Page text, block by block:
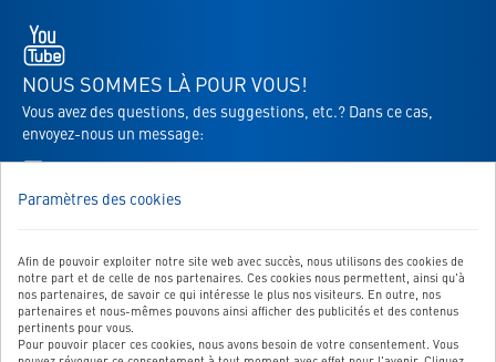
Paramètres des cookies
Afin de pouvoir exploiter notre site web avec succès, nous utilisons des cookies de
notre part et de celle de nos partenaires. Ces cookies nous permettent, ainsi qu'à
nos partenaires, de savoir ce qui intéresse le plus nos visiteurs. En outre, nos
partenaires et nous-mêmes pouvons ainsi afficher des publicités et des contenus
pertinents pour vous.
Pour pouvoir placer ces cookies, nous avons besoin de votre consentement. Vous
s'ouvre
un
nouvel
onglet
NOUS SOMMES LÀ POUR VOUS!
Vous avez des questions, des suggestions, etc.? Dans ce cas,
envoyez-nous un message:
Vers le formulaire de contact
NOTRE SERVICE
NOS CATÉGORIES TOP
QUALITÉ CONTRÔLÉE